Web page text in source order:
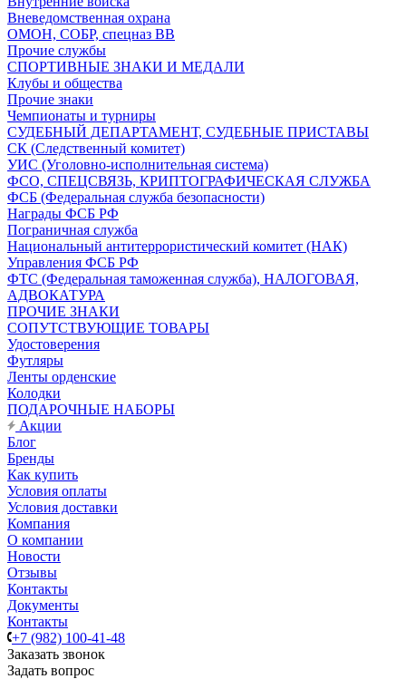
Вневедомственная охрана
ОМОН, СОБР, спецназ ВВ
Прочие службы
СПОРТИВНЫЕ ЗНАКИ И МЕДАЛИ
Клубы и общества
Прочие знаки
Чемпионаты и турниры
СУДЕБНЫЙ ДЕПАРТАМЕНТ, СУДЕБНЫЕ ПРИСТАВЫ
СК (Следственный комитет)
УИС (Уголовно-исполнительная система)
ФСО, СПЕЦСВЯЗЬ, КРИПТОГРАФИЧЕСКАЯ СЛУЖБА
ФСБ (Федеральная служба безопасности)
Награды ФСБ РФ
Пограничная служба
Национальный антитеррористический комитет (НАК)
Управления ФСБ РФ
ФТС (Федеральная таможенная служба), НАЛОГОВАЯ,
АДВОКАТУРА
ПРОЧИЕ ЗНАКИ
СОПУТСТВУЮЩИЕ ТОВАРЫ
Удостоверения
Футляры
Ленты орденские
Колодки
ПОДАРОЧНЫЕ НАБОРЫ
Акции
Блог
Бренды
Как купить
Условия оплаты
Условия доставки
Компания
О компании
Новости
Отзывы
Контакты
Документы
Контакты
+7 (982) 100-41-48
Заказать звонок
Задать вопрос